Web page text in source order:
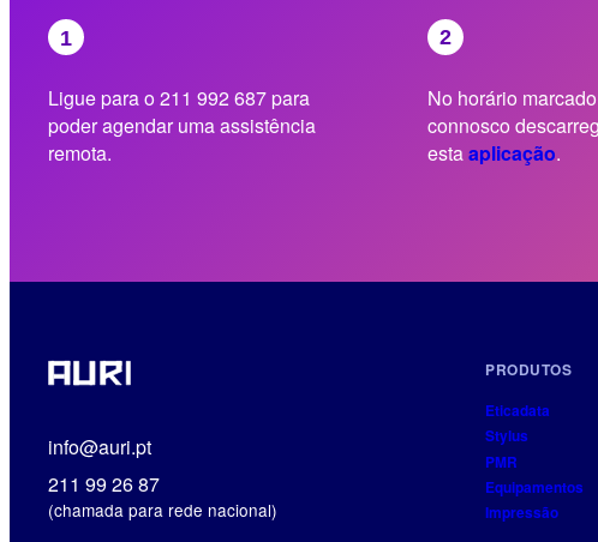
Ligue para o 211 992 687 para
poder agendar uma assistência
remota.
No horário marcado
connosco
estaaplicação.
info@auri.pt
211 99 26 87
(chamada para rede nacional)
PRODUTOS
Eticadata
Stylus
PMR
Equipamentos
Impressão